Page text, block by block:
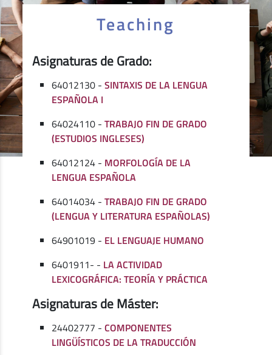
Teaching
Asignaturas de Grado:
64012130 -SINTAXIS DE LA LENGUA
ESPAÑOLA I
64024110 -TRABAJO FIN DE GRADO
(ESTUDIOS INGLESES)
64012124 - MORFOLOGÍA DE LA
LENGUA ESPAÑOLA
64014034 -TRABAJO FIN DE GRADO
(LENGUA Y LITERATURA ESPAÑOLAS)
64901019 - EL LENGUAJE HUMANO
6401911- - LA ACTIVIDAD
LEXICOGRÁFICA: TEORÍA Y PRÁCTICA
Asignaturas de Máster:
24402777 -COMPONENTES
LINGÜÍSTICOS DE LA TRADUCCIÓN